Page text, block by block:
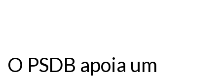
O PSDB apoia um